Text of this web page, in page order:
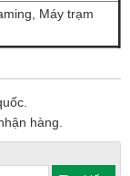
Máy trạm
hàng.